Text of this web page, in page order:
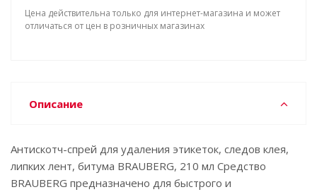
Цена действительна только для интернет-магазина и может
отличаться от цен в розничных магазинах
Описание
Антискотч-спрей для удаления этикеток, следов клея,
липких лент, битума BRAUBERG, 210 мл Средство
BRAUBERG предназначено для быстрого и